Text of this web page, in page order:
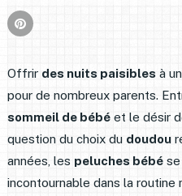
Offrir des nuits paisiblesà
pour de nombreux parents.
sommeil de bébéet le désir
question du choix du doudou
années, les peluches bébése
incontournable dans la